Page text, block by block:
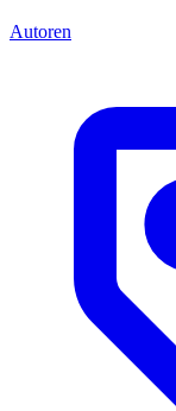
Autoren